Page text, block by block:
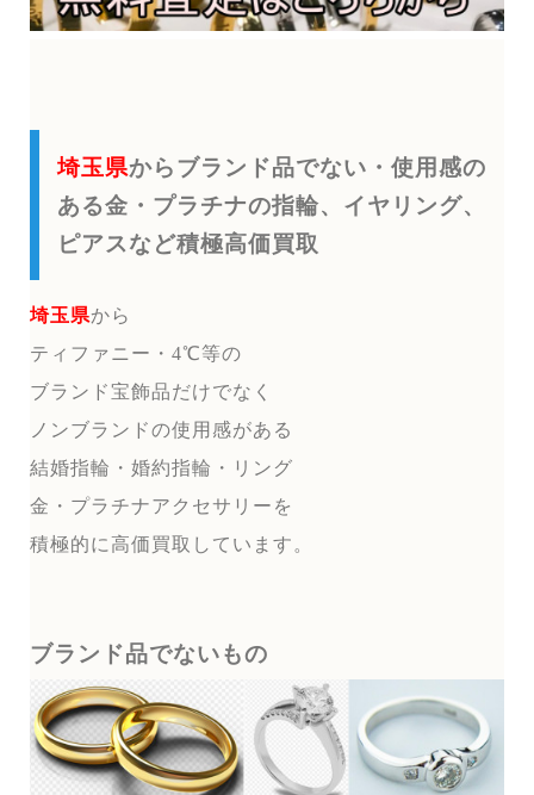
埼玉県からブランド品でない・使用感の
ある金・プラチナの指輪、イヤリング、
ピアスなど積極高価買取
埼玉県から
ティファニー・4℃等の
ブランド宝飾品だけでなく
ノンブランドの使用感がある
結婚指輪・婚約指輪・リング
金・プラチナアクセサリーを
積極的に高価買取しています。
ブランド品でないもの